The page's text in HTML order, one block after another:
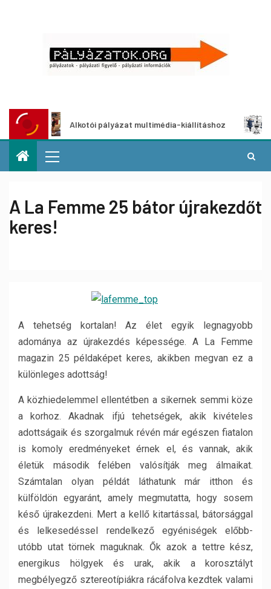
Alkotói pályázat multimédia-kiállításhoz
A La Femme 25 bátor újrakezdőt
keres!
A tehetség kortalan! Az élet egyik legnagyobb
adománya az újrakezdés képessége. A La Femme
magazin 25 példaképet keres, akikben megvan ez a
különleges adottság!
A közhiedelemmel ellentétben a sikernek semmi köze
a korhoz. Akadnak ifjú tehetségek, akik kivételes
adottságaik és szorgalmuk révén már egészen fiatalon
is komoly eredményeket érnek el, és vannak, akik
életük második felében valósítják meg álmaikat.
Számtalan olyan példát láthatunk már itthon és
külföldön egyaránt, amely megmutatta, hogy sosem
késő újrakezdeni. Mert a kellő kitartással, bátorsággal
és lelkesedéssel rendelkező egyéniségek előbb-
utóbb utat törnek maguknak. Ők azok a tettre kész,
energikus hölgyek és urak, akik a korosztályt
megbélyegző sztereotípiákra rácáfolva kezdtek valami